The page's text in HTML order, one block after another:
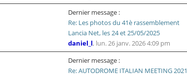
Dernier message :
Re: Les photos du 41è rassemblement
Lancia Net, les 24 et 25/05/2025
daniel_l, lun. 26 janv. 2026 4:09 pm
Dernier message :
Re: AUTODROME ITALIAN MEETING 2021